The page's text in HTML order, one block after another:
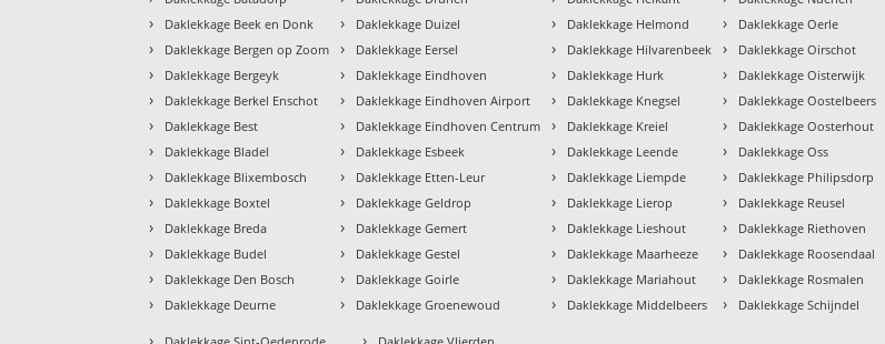
› Daklekkage Beek en Donk
› Daklekkage Bergen op Zoom
› Daklekkage Bergeyk
› Daklekkage Berkel Enschot
› Daklekkage Best
› Daklekkage Bladel
› Daklekkage Blixembosch
› Daklekkage Boxtel
› Daklekkage Breda
› Daklekkage Budel
› Daklekkage Den Bosch
› Daklekkage Deurne
› Daklekkage Duizel
› Daklekkage Eersel
› Daklekkage Eindhoven
› Daklekkage Eindhoven Airport
› Daklekkage Eindhoven Centrum
› Daklekkage Esbeek
› Daklekkage Etten-Leur
› Daklekkage Geldrop
› Daklekkage Gemert
› Daklekkage Gestel
› Daklekkage Goirle
› Daklekkage Groenewoud
› Daklekkage Helmond
› Daklekkage Hilvarenbeek
› Daklekkage Hurk
› Daklekkage Knegsel
› Daklekkage Kreiel
› Daklekkage Leende
› Daklekkage Liempde
› Daklekkage Lierop
› Daklekkage Lieshout
› Daklekkage Maarheeze
› Daklekkage Mariahout
› Daklekkage Middelbeers
› Daklekkage Oerle
› Daklekkage Oirschot
› Daklekkage Oisterwijk
› Daklekkage Oostelbeers
› Daklekkage Oosterhout
› Daklekkage Oss
› Daklekkage Philipsdorp
› Daklekkage Reusel
› Daklekkage Riethoven
› Daklekkage Roosendaal
› Daklekkage Rosmalen
› Daklekkage Schijndel
› ›